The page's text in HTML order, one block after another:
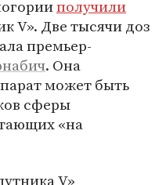
получили
V». Две тысячи доз
премьер-
. Она
может быть
сферы
«на
V»